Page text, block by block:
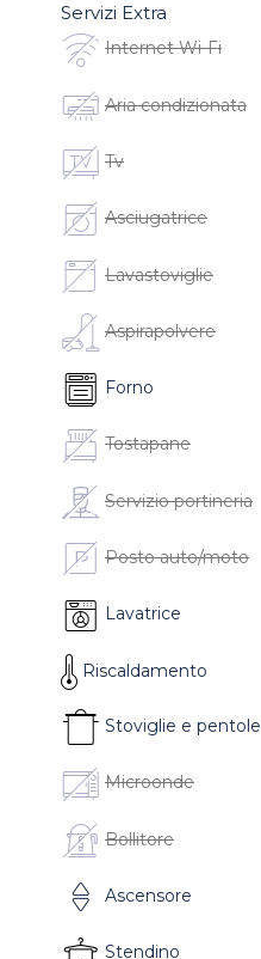
Servizi Extra
Internet Wi-Fi
Aria condizionata
Tv
Asciugatrice
Lavastoviglie
Aspirapolvere
Forno
Tostapane
Servizio portineria
Posto auto/moto
Lavatrice
Riscaldamento
Stoviglie e pentole
Microonde
Bollitore
Ascensore
Stendino